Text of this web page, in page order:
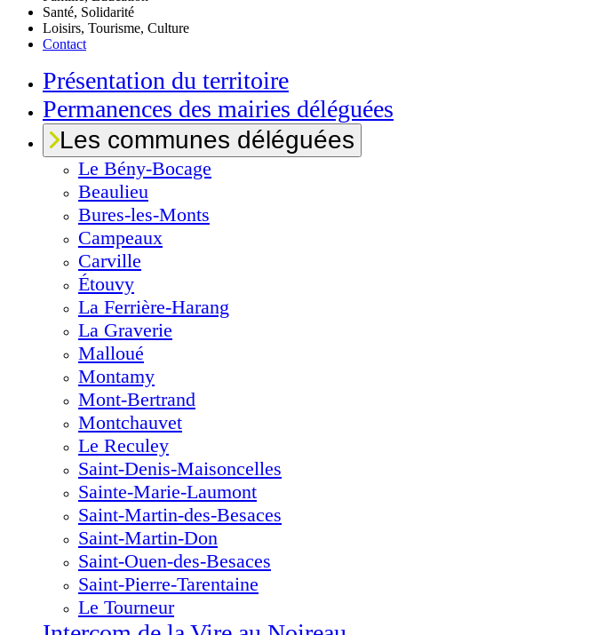
Santé, Solidarité
Loisirs, Tourisme, Culture
Contact
Présentation du territoire
Permanences des mairies déléguées
Les communes déléguées
Le Bény-Bocage
Beaulieu
Bures-les-Monts
Campeaux
Carville
Étouvy
La Ferrière-Harang
La Graverie
Malloué
Montamy
Mont-Bertrand
Montchauvet
Le Reculey
Saint-Denis-Maisoncelles
Sainte-Marie-Laumont
Saint-Martin-des-Besaces
Saint-Martin-Don
Saint-Ouen-des-Besaces
Saint-Pierre-Tarentaine
Le Tourneur